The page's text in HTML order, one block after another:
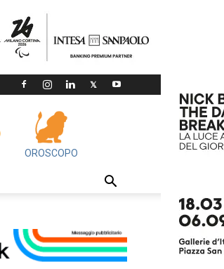
OROSCOPO